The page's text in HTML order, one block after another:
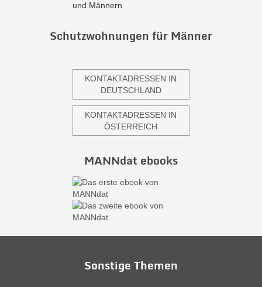
und Männern
Schutzwohnungen für Männer
KONTAKTADRESSEN IN
DEUTSCHLAND
KONTAKTADRESSEN IN
ÖSTERREICH
MANNdat ebooks
Sonstige Themen